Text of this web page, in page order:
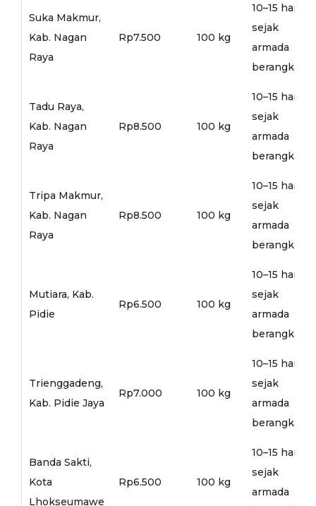
Suka Makmur,
Kab. Nagan
Raya
Rp7.500 100 kg
10–15 hari
sejak
armada
berangkat
Tadu Raya,
Kab. Nagan
Raya
Rp8.500 100 kg
10–15 hari
sejak
armada
berangkat
Tripa Makmur,
Kab. Nagan
Raya
Rp8.500 100 kg
10–15 hari
sejak
armada
berangkat
Mutiara, Kab.
Pidie
Rp6.500 100 kg
10–15 hari
sejak
armada
berangkat
Trienggadeng,
Kab. Pidie Jaya
Rp7.000 100 kg
10–15 hari
sejak
armada
berangkat
Banda Sakti,
Kota
Lhokseumawe
Rp6.500 100 kg
10–15 hari
sejak
armada